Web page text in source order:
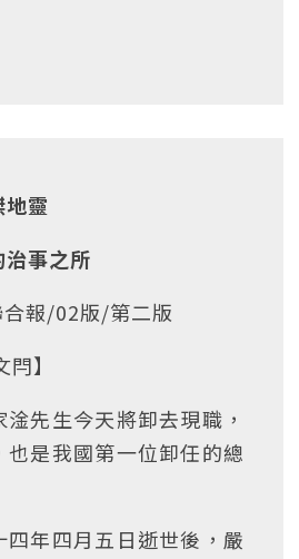
靈
事之所
報/02版/第二版
】
先生今天將卸去現職，
也是我國第一位卸任的總
年四月五日逝世後，嚴